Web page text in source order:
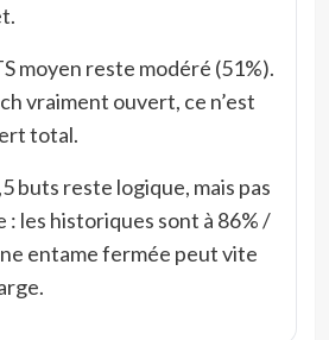
moyen reste modéré (51%).
vraiment ouvert, ce n’est
total.
buts reste logique, mais pas
: les historiques sont à 86% /
entame fermée peut vite